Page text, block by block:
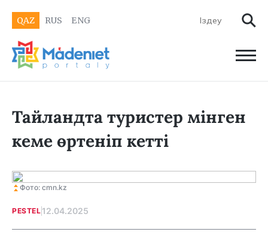
QAZ RUS ENG
Тайландта туристер мінген
кеме өртеніп кетті
Фото: cmn.kz
PESTEL 12.04.2025